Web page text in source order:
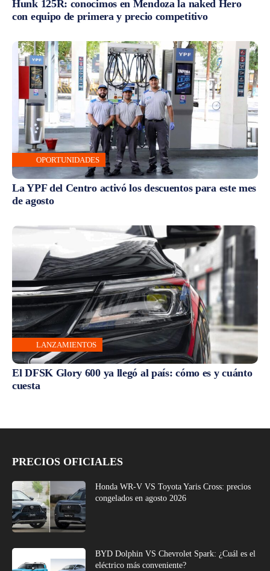
Hunk 125R: conocimos en Mendoza la naked Hero
con equipo de primera y precio competitivo
OPORTUNIDADES
La YPF del Centro activó los descuentos para este mes
de agosto
LANZAMIENTOS
El DFSK Glory 600 ya llegó al país: cómo es y cuánto
cuesta
PRECIOS OFICIALES
Honda WR-V VS Toyota Yaris Cross: precios
congelados en agosto 2026
BYD Dolphin VS Chevrolet Spark: ¿Cuál es el
eléctrico más conveniente?